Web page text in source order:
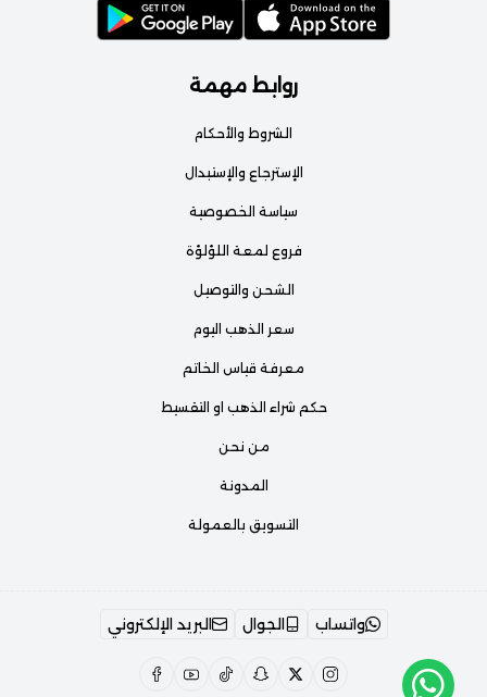
روابط مهمة
الشروط والأحكام
الإسترجاع والإستبدال
سياسة الخصوصية
فروع لمعة اللؤلؤة
الشحن والتوصيل
سعر الذهب اليوم
معرفة قياس الخاتم
حكم شراء الذهب او التقسيط
من نحن
المدونة
التسويق بالعمولة
واتساب الجوال البريد الإلكتروني